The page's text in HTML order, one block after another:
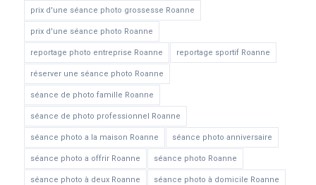
prix d'une séance photo grossesse Roanne
prix d'une séance photo Roanne
reportage photo entreprise Roanne reportage sportif Roanne
réserver une séance photo Roanne
séance de photo famille Roanne
séance de photo professionnel Roanne
séance photo a la maison Roanne séance photo anniversaire
séance photo a offrir Roanne séance photo Roanne
séance photo à deux Roanne séance photo à domicile Roanne